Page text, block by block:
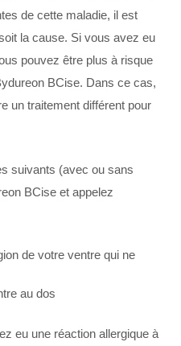
de cette maladie, il est
la cause. Si vous avez eu
pouvez être plus à risque
BCise. Dans ce cas,
un traitement différent pour
suivants (avec ou sans
BCise et appelez
de votre ventre qui ne
au dos
eu une réaction allergique à